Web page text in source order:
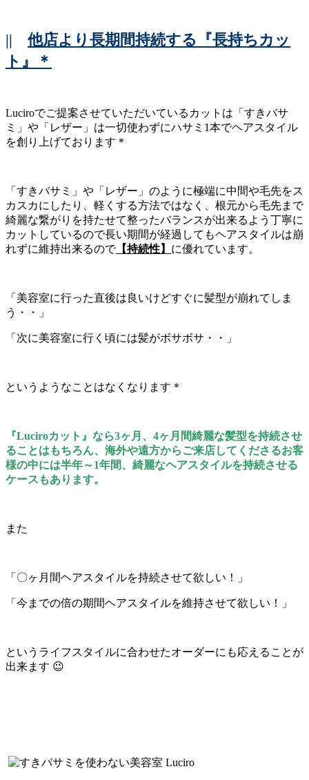
|| 他店より長期間持続する『長持ちカッ
ト』＊
Luciroでご提案させていただいているカットは「すきバサ
ミ」や「レザー」は一切使わずにハサミ1本でヘアスタイル
を創り上げております＊
「すきバサミ」や「レザー」のように極端に中間や毛先をス
カスカにしたり、軽くする方法ではなく、根元から毛先まで
綺麗な繋がりを持たせて整ったバランスが出来るよう丁寧に
カットしているので長い期間が経過してもヘアスタイルは崩
れずに維持出来るので【持続性】 に優れています。
「美容室に行った直後は良いけどすぐに髪型が崩れてしま
う・・」
「次に美容室に行く頃には髪がボサボサ・・」
というようなことはなくなります＊
『Luciroカット』なら3ヶ月、4ヶ月間綺麗な髪型を持続させ
ることはもちろん、海外や遠方からご来店してくださるお客
様の中には半年～1年間、綺麗なヘアスタイルを持続させる
ケースもあります。
また
「〇ヶ月間ヘアスタイルを持続させて欲しい！」
「今までの倍の期間ヘアスタイルを維持させて欲しい！」
というライフスタイルに合わせたオーダーにも応えることが
出来ます 😉